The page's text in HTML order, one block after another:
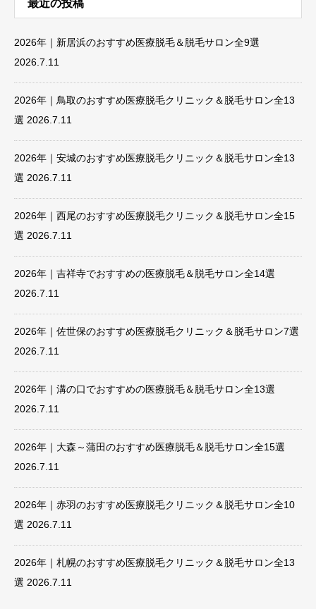
最近の投稿
2026年｜新居浜のおすすめ医療脱毛＆脱毛サロン全9選
2026.7.11
2026年｜鳥取のおすすめ医療脱毛クリニック＆脱毛サロン全13
選 2026.7.11
2026年｜安城のおすすめ医療脱毛クリニック＆脱毛サロン全13
選 2026.7.11
2026年｜西尾のおすすめ医療脱毛クリニック＆脱毛サロン全15
選 2026.7.11
2026年｜吉祥寺でおすすめの医療脱毛＆脱毛サロン全14選
2026.7.11
2026年｜佐世保のおすすめ医療脱毛クリニック＆脱毛サロン7選
2026.7.11
2026年｜溝の口でおすすめの医療脱毛＆脱毛サロン全13選
2026.7.11
2026年｜大森～蒲田のおすすめ医療脱毛＆脱毛サロン全15選
2026.7.11
2026年｜赤羽のおすすめ医療脱毛クリニック＆脱毛サロン全10
選 2026.7.11
2026年｜札幌のおすすめ医療脱毛クリニック＆脱毛サロン全13
選 2026.7.11